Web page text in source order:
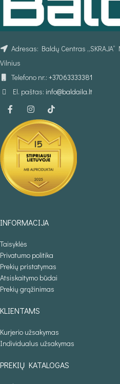
Adresas: Baldų Centras
Vilnius
Telefono nr.: +37063333381
El. paštas: info@baldaila.lt
INFORMACIJA
Taisyklės
Privatumo politika
Prekių pristatymas
Atsiskaitymo būdai
Prekių grąžinimas
KLIENTAMS
Kurjerio užsakymas
Individualus užsakymas
PREKIŲ KATALOGAS